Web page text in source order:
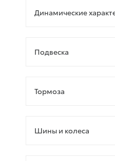
Динамические
Подвеска
Тормоза
Шины и колеса